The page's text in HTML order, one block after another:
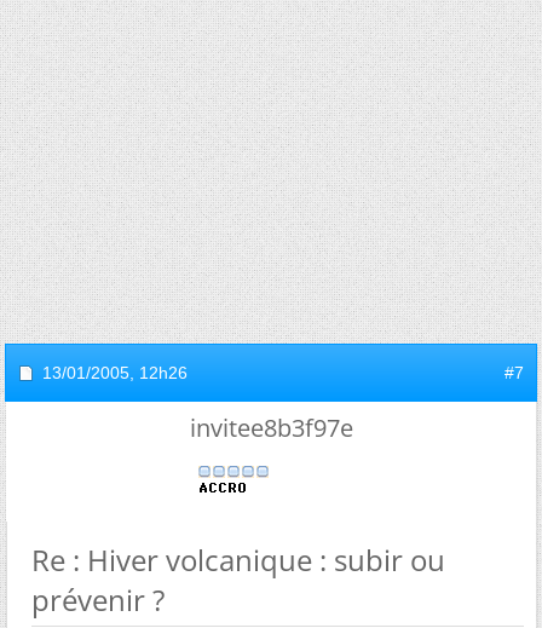
13/01/2005, 12h26 #7
invitee8b3f97e
Re : Hiver volcanique : subir ou
prévenir ?